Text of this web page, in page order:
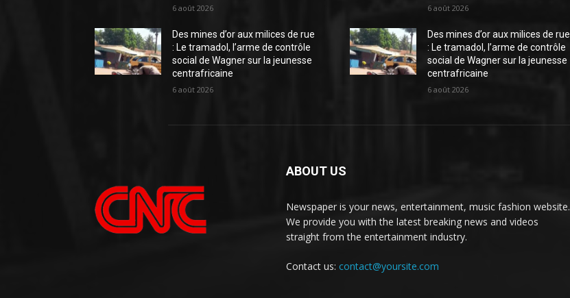
6 août 2026
Des mines d’or aux milices de rue
: Le tramadol, l’arme de contrôle
social de Wagner sur la jeunesse
centrafricaine
6 août 2026
6 août 2026
Des mines d’or aux milices de rue
: Le tramadol, l’arme de contrôle
social de Wagner sur la jeunesse
centrafricaine
6 août 2026
ABOUT US
Newspaper is your news, entertainment, music fashion website.
We provide you with the latest breaking news and videos
straight from the entertainment industry.
Contact us: contact@yoursite.com